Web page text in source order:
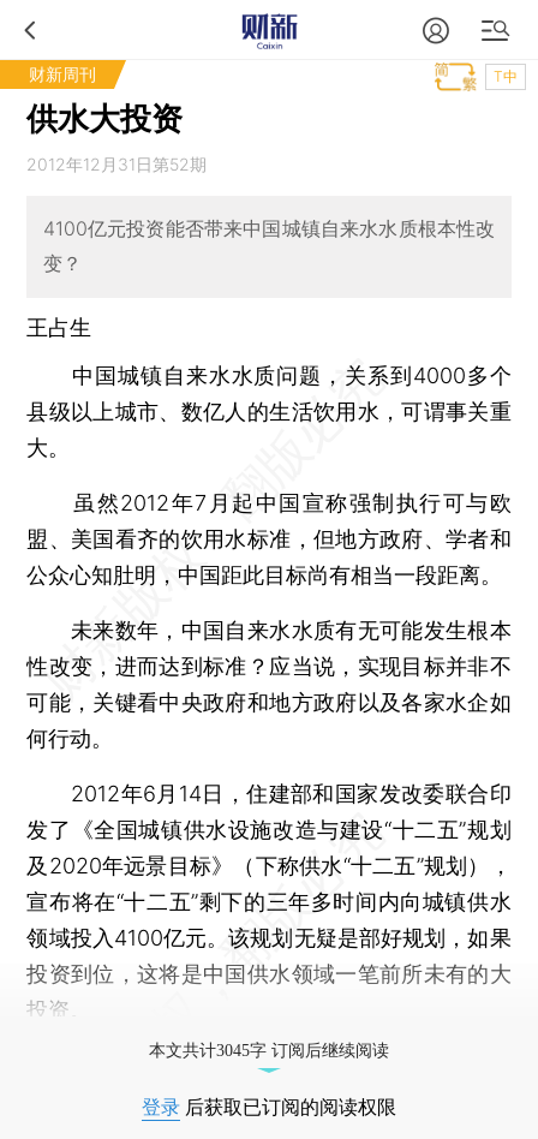
财新周刊 T中
供水大投资
2012年12月31日第52期
4100亿元投资能否带来中国城镇自来水水质根本性改
变？
王占生
中国城镇自来水水质问题，关系到4000多个
县级以上城市、数亿人的生活饮用水，可谓事关重
大。
虽然2012年7月起中国宣称强制执行可与欧
盟、美国看齐的饮用水标准，但地方政府、学者和
公众心知肚明，中国距此目标尚有相当一段距离。
未来数年，中国自来水水质有无可能发生根本
性改变，进而达到标准？应当说，实现目标并非不
可能，关键看中央政府和地方政府以及各家水企如
何行动。
2012年6月14日，住建部和国家发改委联合印
发了《全国城镇供水设施改造与建设“十二五”规划
及2020年远景目标》（下称供水“十二五”规划），
宣布将在“十二五”剩下的三年多时间内向城镇供水
领域投入4100亿元。该规划无疑是部好规划，如果
投资到位，这将是中国供水领域一笔前所未有的大
投资。
本文共计3045字 订阅后继续阅读
登录 后获取已订阅的阅读权限